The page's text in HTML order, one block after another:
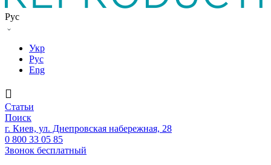
Рус
Укр
Рус
Eng
Статьи
Поиск
г. Киев, ул. Днепровская набережная, 28
0 800 33 05 85
Звонок бесплатный